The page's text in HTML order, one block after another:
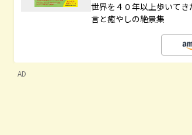
世界を４０年以上歩いて
言と癒やしの絶景集
AD